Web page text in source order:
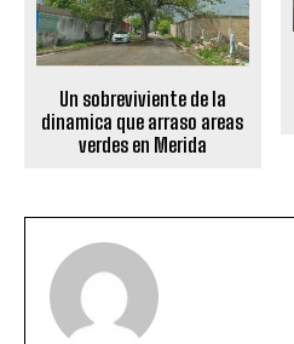
Un sobreviviente de la
dinamica que arraso areas
verdes en Merida